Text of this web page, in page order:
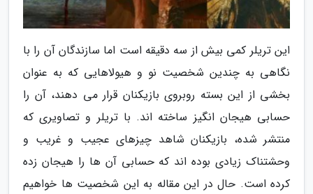
این تریلر کمی بیش از سه دقیقه است اما سازندگان آن را با
نگاهی به چندین شخصیت نو و هیولاهایی که به عنوان
بخشی از این بسته روبروی بازیکنان قرار می دهند، آن را
حسابی هیجان انگیز ساخته اند. با تریلر و تصاویری که
منتشر شده، بازیکنان شاهد چیزهای عجیب و غریب و
وحشتناک زیادی بوده اند که حسابی آن ها را هیجان زده
کرده است. حال در این مقاله به این شخصیت ها خواهیم